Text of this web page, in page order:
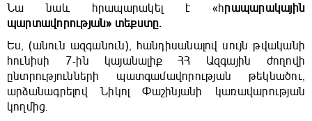
Նա նաև հրապարակել է «հրապարակային
պարտավորության» տեքստը.
Ես, (անուն ազգանուն), հանդիսանալով սույն թվականի
հունիսի 7-ին կայանալիք ՀՀ Ազգային ժողովի
ընտրությունների պատգամավորության թեկնածու,
արձանագրելով Նիկոլ Փաշինյանի կառավարության
կողմից.